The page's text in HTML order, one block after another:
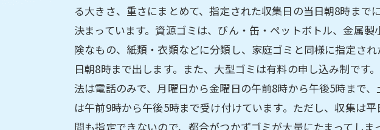
る大きさ、重さにまとめて、指定された収集日の当日朝8時まで
決まっています。資源ゴミは、びん・缶・ペットボトル、金属製
険なもの、紙類・衣類などに分類し、家庭ゴミと同様に指定さ
日朝8時まで出します。また、大型ゴミは有料の申し込み制です
法は電話のみで、月曜日から金曜日の午前8時から午後5時まで、
は午前9時から午後5時まで受け付けています。ただし、収集は
間も指定できないので、都合がつかずゴミが大量にたまってしま